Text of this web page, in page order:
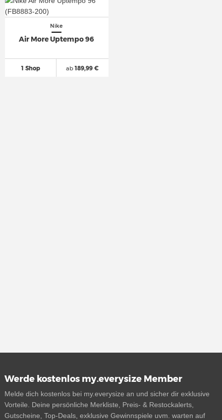
Nike
Air More Uptempo 96
1 Shop ab189,99 €
Werde kostenlos my.everysize Member
Melde dich kostenlos bei my.everysize an und sicher dir exklusive
Vorteile. Deine persönliche Merkliste, Preis- & Restockalerts,
Gutscheine, Top-Deals, exklusive Gewinnspiele uvm. warten auf